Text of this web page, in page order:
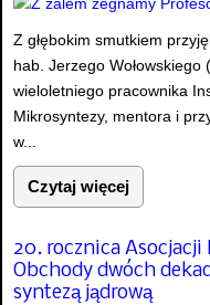
Z głębokim smutkiem
hab. Jerzego Wołowskiego
wieloletniego pracownika
Mikrosyntezy, mentora i
w...
Czytaj więcej
20. rocznica Asocjacji
Obchody dwóch
syntezą jądrową